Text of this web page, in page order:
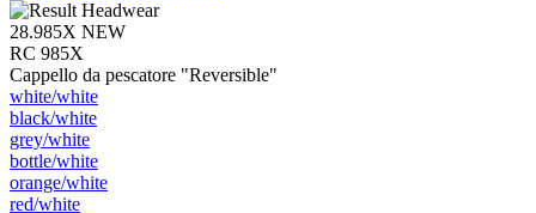
28.985X NEW
RC 985X
Cappello da pescatore "Reversible"
white/​white
black/​white
grey/​white
bottle/​white
orange/​white
red/​white